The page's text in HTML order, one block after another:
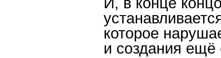
которое
и создания ещё